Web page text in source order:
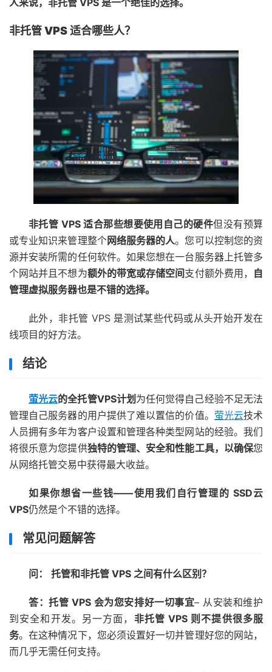
非托管 VPS 适合哪些人？
非托管 VPS 适合那些想要使用自己的硬件但没有预算
或专业知识来管理整个网络服务器的人。您可以控制您的资
源并安装所需的任何软件。如果您想在一台服务器上托管多
个网站并且不想为额外的带宽或存储空间支付额外费用， 自
管理虚拟服务器也是不错的选择。
此外，非托管 VPS 是测试某些代码或从头开始开发在
线项目的好方法。
结论
萤光云的全托管VPS计划 为任何觉得自己经验不足无法
管理自己服务器的用户提供了难以置信的价值。 萤光云技术
人员拥有多年为客户设置和管理各种类型网站的经验。我们
将很乐意为您提供独特的管理、安全和性能工具，以确保您
从网络托管交易中获得最大收益。
如果你想省一些钱——使用我们自行管理的 SSD云
VPS仍然是个不错的选择。
常见问题解答
问： 托管和非托管 VPS 之间有什么区别？
答：托管 VPS 会为您安排好一切事宜– 从安装和维护
到安全和开发。另一方面， 非托管 VPS 则不提供很多服
务。在这种情况下，您必须设置好一切并管理好您的网站，
而几乎无需任何支持。